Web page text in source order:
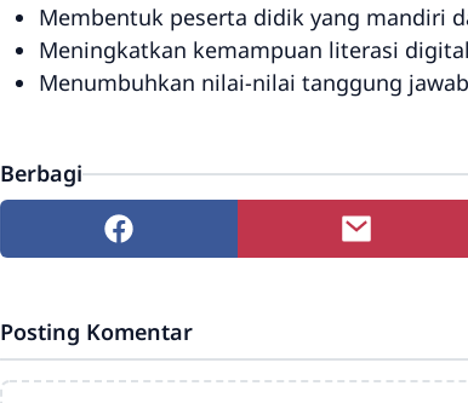
Membentuk peserta didik yang mandiri
Meningkatkan kemampuan literasi
Menumbuhkan nilai-nilai tanggung
Berbagi
Posting Komentar